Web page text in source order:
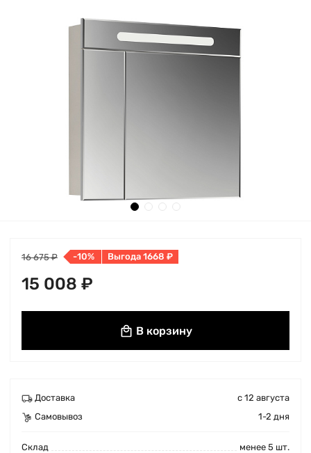
16 675 ₽ -10% Выгода 1668 ₽
15 008 ₽
В корзину
Доставка
с 12 августа
Самовывоз
1-2 дня
Cклад
менее 5 шт.